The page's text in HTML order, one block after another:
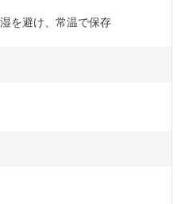
を避け、常温で保存